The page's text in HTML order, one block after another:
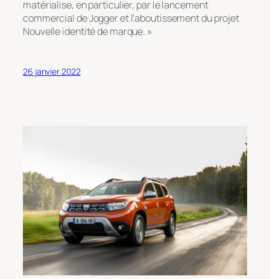
matérialise, en particulier, par le lancement
commercial de Jogger et l’aboutissement du projet
Nouvelle identité de marque. »
26 janvier 2022